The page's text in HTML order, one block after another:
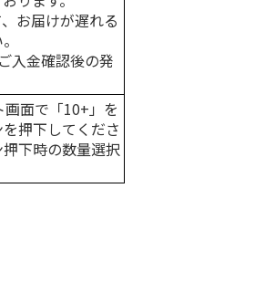
お届けが遅れる
入金確認後の発
面で「10+」を
押下してくださ
下時の数量選択